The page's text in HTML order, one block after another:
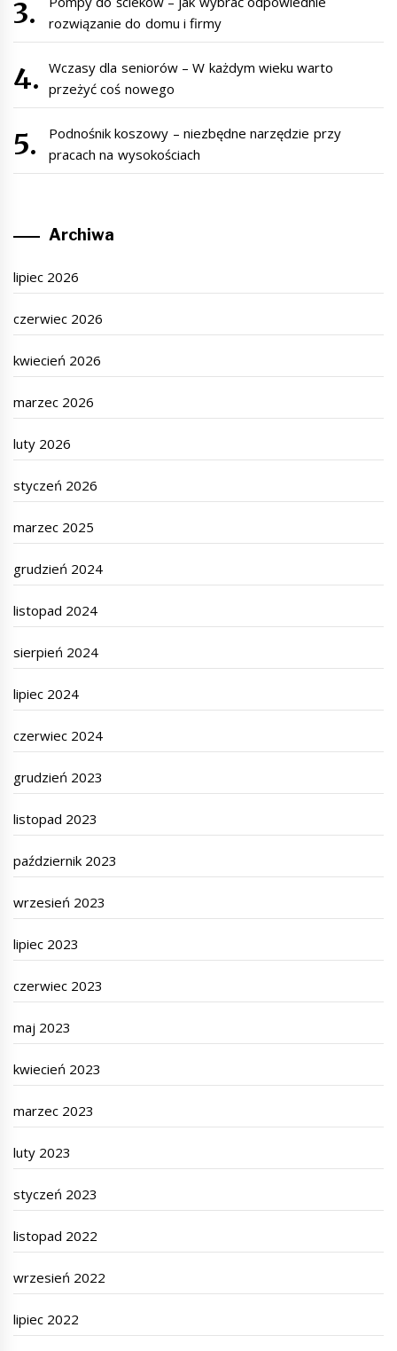
rozwiązanie do domu i firmy
Wczasy dla seniorów – W każdym wieku warto
przeżyć coś nowego
Podnośnik koszowy – niezbędne narzędzie przy
pracach na wysokościach
Archiwa
lipiec 2026
czerwiec 2026
kwiecień 2026
marzec 2026
luty 2026
styczeń 2026
marzec 2025
grudzień 2024
listopad 2024
sierpień 2024
lipiec 2024
czerwiec 2024
grudzień 2023
listopad 2023
październik 2023
wrzesień 2023
lipiec 2023
czerwiec 2023
maj 2023
kwiecień 2023
marzec 2023
luty 2023
styczeń 2023
listopad 2022
wrzesień 2022
lipiec 2022